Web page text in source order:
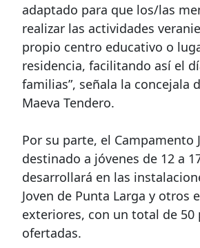
adaptado para que los/las
realizar las actividades
propio centro educativo o
residencia, facilitando así el
familias”, señala la concejala
Maeva Tendero.
Por su parte, el Campamento
destinado a jóvenes de 12 a
desarrollará en las
Joven de Punta Larga y otros
exteriores, con un total de 50
ofertadas.